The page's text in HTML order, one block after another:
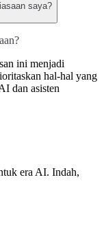
saya?
ini menjadi
hal-hal yang
dan asisten
era AI. Indah,